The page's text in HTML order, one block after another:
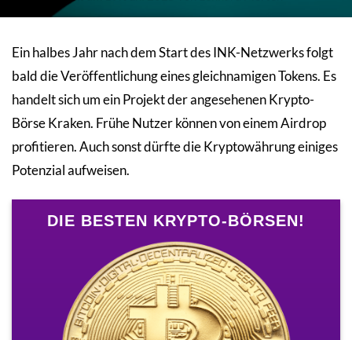
Ein halbes Jahr nach dem Start des INK-Netzwerks folgt
bald die Veröffentlichung eines gleichnamigen Tokens. Es
handelt sich um ein Projekt der angesehenen Krypto-
Börse Kraken. Frühe Nutzer können von einem Airdrop
profitieren. Auch sonst dürfte die Kryptowährung einiges
Potenzial aufweisen.
DIE BESTEN KRYPTO-BÖRSEN!